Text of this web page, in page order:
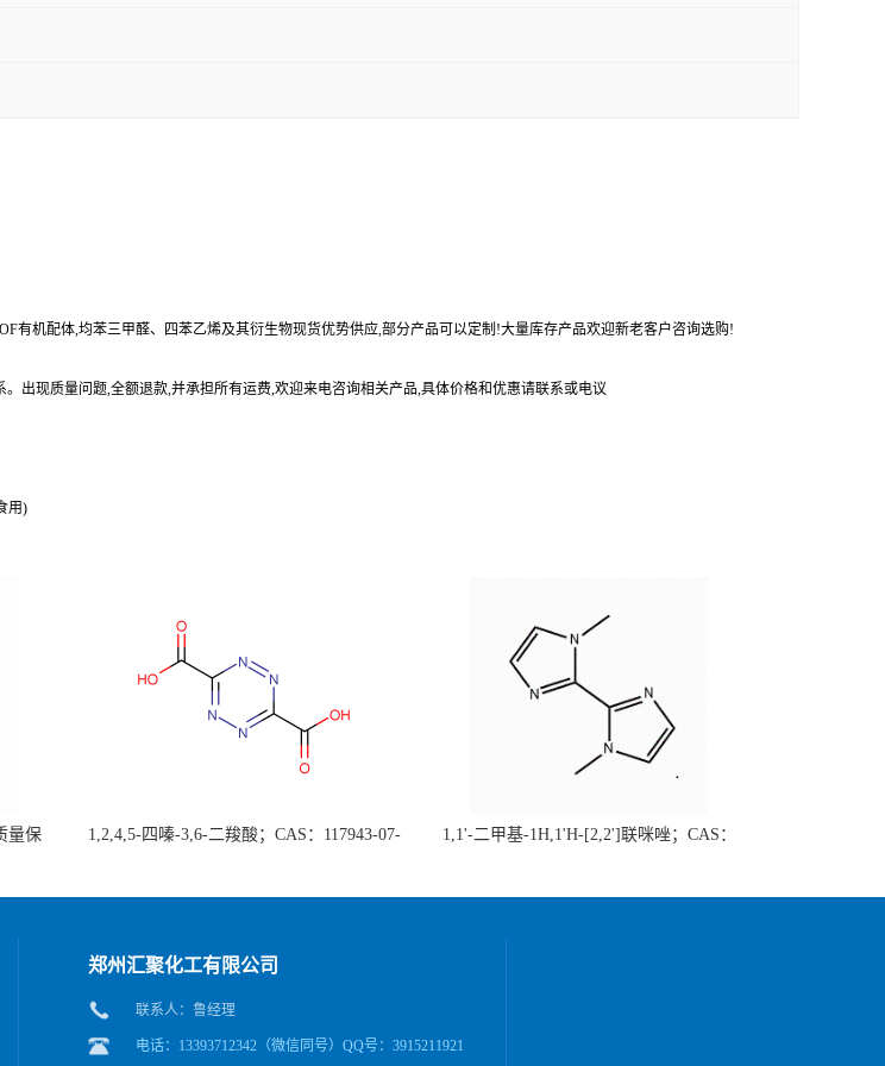
有机配体,均苯三甲醛、四苯乙烯及其衍生物现货优势供应,部分产品可以定制!大量库存产品欢迎新老客户咨询选购!
出现质量问题,全额退款,并承担所有运费,欢迎来电咨询相关产品,具体价格和优惠请联系或电议
用)
量保
1,2,4,5-四嗪-3,6-二羧酸；CAS：117943-07-
应，科研产品，高校/研究所/科研单位先发
1,1'-二甲基-1H,1'H-[2,2']联咪唑；CAS：
主生产，主营产品，价格优惠（科研产品，
郑州汇聚化工有限公司
联系人：鲁经理
电话：13393712342（微信同号）QQ号：3915211921